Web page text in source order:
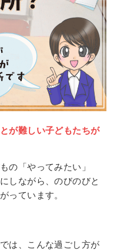
が難しい子どもたちが
の「やってみたい」
しながら、のびのびと
っています。
は、こんな過ごし方が